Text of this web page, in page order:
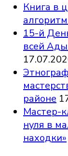
Книга в
15-й
всей
районе
Мастер-
нуля в
находки»